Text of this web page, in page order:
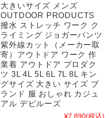
大きいサイズ メンズ
OUTDOOR PRODUCTS
撥水 ストレッチ ワーク ク
ライミング ジョガーパンツ
紫外線カット（メーカー取
寄）アウトドア ワーク 作
業着 アウトドア プロダク
ツ 3L 4L 5L 6L 7L 8L キン
グサイズ 大きい サイズ ブ
ランド 服 おしゃれ カジュ
アル デビルーズ
¥7,890(税込)